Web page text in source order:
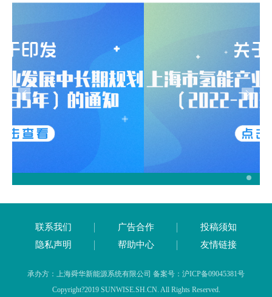
联系我们 广告合作
投稿须知
隐私声明
帮助中心 友情链接
承办方：上海舜华新能源系统有限公司 备案号：沪ICP备09045381号
Copyright?2019 SUNWISE.SH.CN. All Rights Reserved.